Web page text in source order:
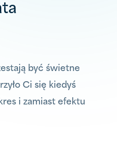
być świetne
Ci się kiedyś
i zamiast efektu